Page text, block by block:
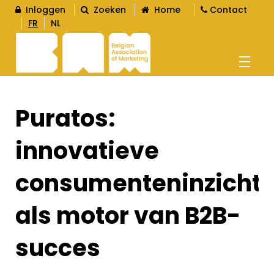
Inloggen Zoeken Home
Contact
FR
NL
OPLEIDINGEN
WORD LID
CONTENT
Puratos:
innovatieve
als motor van B2B-
succes